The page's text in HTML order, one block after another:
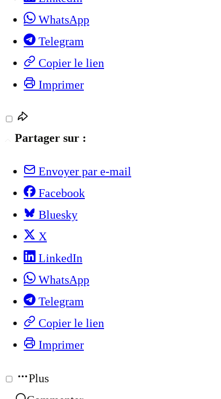
WhatsApp
Telegram
Copier le lien
Imprimer
Partager sur :
Envoyer par e-mail
Facebook
Bluesky
X
LinkedIn
WhatsApp
Telegram
Copier le lien
Imprimer
Plus